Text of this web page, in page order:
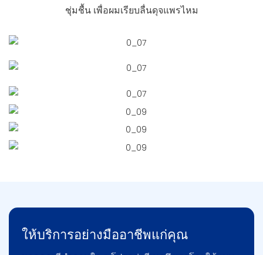
ชุ่มชื้น เพื่อผมเรียบลื่นดุจแพรไหม
ให้บริการอย่างมืออาชีพแก่คุณ